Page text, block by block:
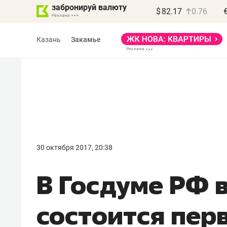
забронируй валюту $ 82.17 0.76
Казань Закамье
30 октября 2017, 20:38
В Госдуме РФ
состоится
правил, бизнес может
потерять минимум